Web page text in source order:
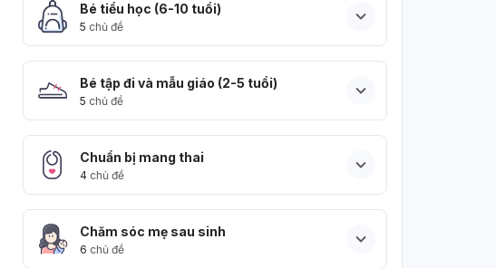
Bé tiểu học (6-10 tuổi)
5 chủ đề
Bé tập đi và mẫu giáo (2-5 tuổi)
5 chủ đề
Chuẩn bị mang thai
4 chủ đề
Chăm sóc mẹ sau sinh
6 chủ đề